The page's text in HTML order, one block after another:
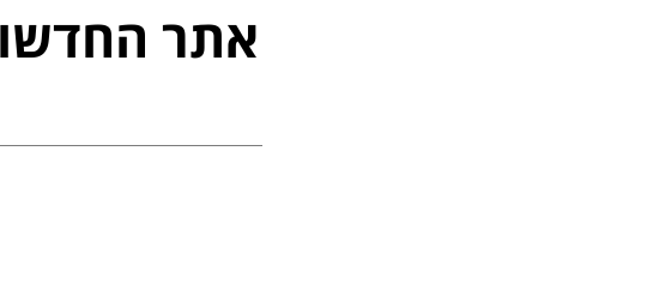
אתר